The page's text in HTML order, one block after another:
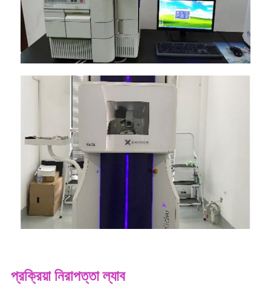
প্রক্রিয়া নিরাপত্তা ল্যাব